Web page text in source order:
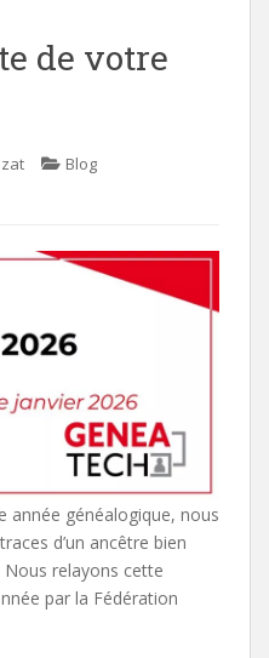
de votre
Blog
année généalogique, nous
d’un ancêtre bien
Nous relayons cette
par la Fédération